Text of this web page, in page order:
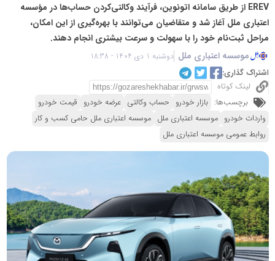
EREV از طریق سامانه اتونوین، فرآیند وکالتی‌کردن حساب‌ها در مؤسسه
اعتباری ملل آغاز شد و متقاضیان می‌توانند با بهره‌گیری از این امکان،
مراحل ثبت‌نام خود را با سهولت و سرعت بیشتری انجام دهند.
موسسه اعتباری ملل دوشنبه 1 دی 1404 - 18:38
اشتراک گذاری:
لینک کوتاه
برچسب‌ها: بازار خودرو حساب وکالتی عرضه خودرو قیمت خودرو
واردات خودرو موسسه اعتباری ملل موسسه اعتباری ملل حامی کسب و کار
روابط عمومی موسسه اعتباری ملل